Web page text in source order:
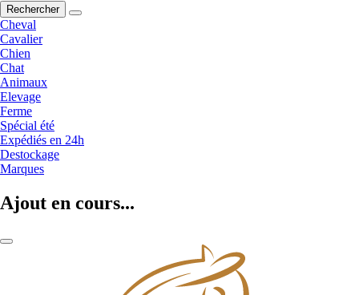
Rechercher
Cheval
Cavalier
Chien
Chat
Animaux
Elevage
Ferme
Spécial été
Expédiés en 24h
Destockage
Marques
Ajout en cours...